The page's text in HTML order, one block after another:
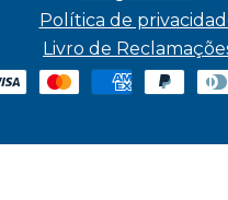
Política de
Livro de